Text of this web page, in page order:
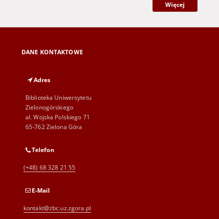
Więcej
DANE KONTAKTOWE
Adres
Biblioteka Uniwersytetu
Zielonogórskiego
al. Wojska Polskiego 71
65-762 Zielona Góra
Telefon
(+48) 68 328 21 55
E-Mail
kontakt@zbc.uz.zgora.pl